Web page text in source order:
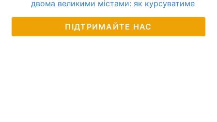
двома великими містами: як курсуватиме
ПІДТРИМАЙТЕ НАС